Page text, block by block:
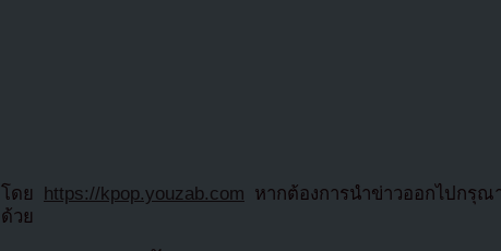
โดย https://kpop.youzab.com หากต้องการนำข่าวออกไปกรุณ
ด้วย